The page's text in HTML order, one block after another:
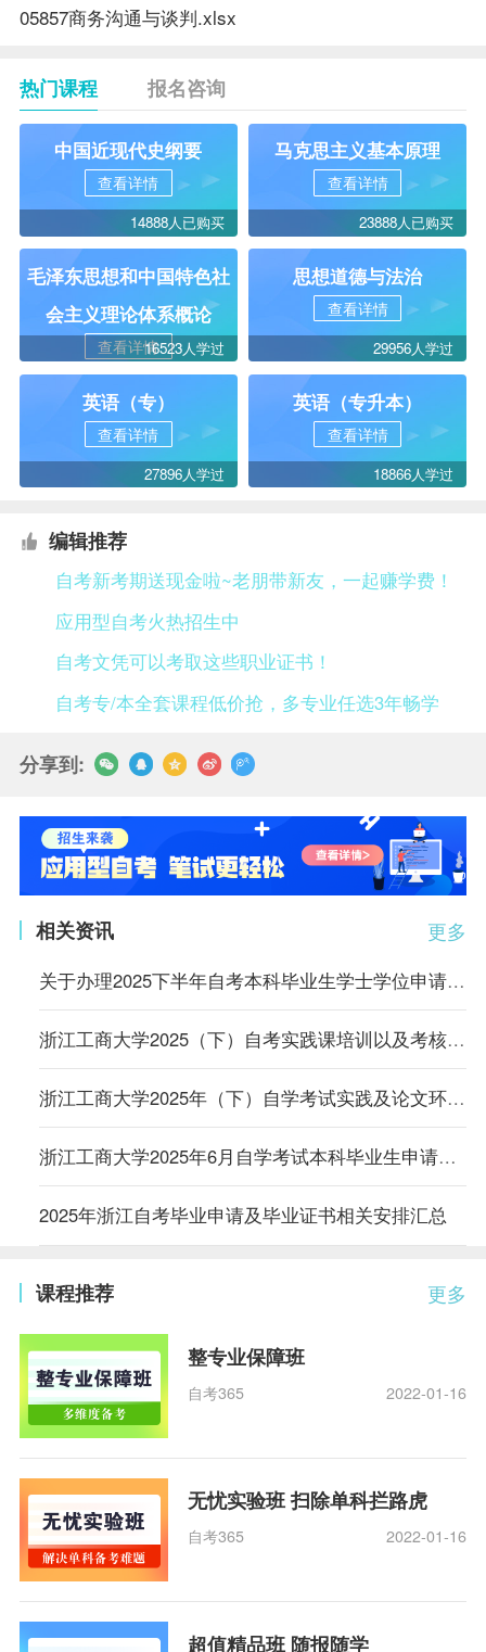
05857商务沟通与谈判.xlsx
热门课程 报名咨询
中国近现代史纲要
查看详情
14888人已购买
马克思主义基本原理
查看详情
23888人已购买
毛泽东思想和中国特色社
会主义理论体系概论
查看详情16523人学过
思想道德与法治
查看详情
29956人学过
英语（专）
查看详情
27896人学过
英语（专升本）
查看详情
18866人学过
编辑推荐
自考新考期送现金啦~老朋带新友，一起赚学费！
应用型自考火热招生中
自考文凭可以考取这些职业证书！
自考专/本全套课程低价抢，多专业任选3年畅学
分享到:
更多
相关资讯
关于办理2025下半年自考本科毕业生学士学位申请通知
浙江工商大学2025（下）自考实践课培训以及考核的安排
浙江工商大学2025年（下）自学考试实践及论文环节培训考核的通知
浙江工商大学2025年6月自学考试本科毕业生申请学士学位工作的通知
2025年浙江自考毕业申请及毕业证书相关安排汇总
更多
课程推荐
整专业保障班
自考365 2022-01-16
无忧实验班 扫除单科拦路虎
自考365 2022-01-16
超值精品班 随报随学